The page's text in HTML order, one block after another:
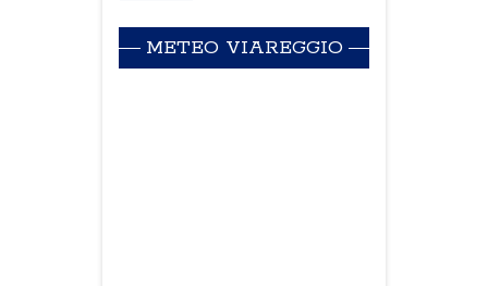
METEO VIAREGGIO